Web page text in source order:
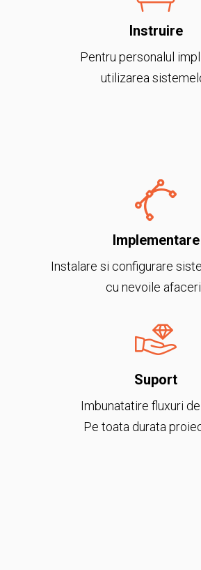
Instruire
Pentru personalul
utilizarea
Implementare
Instalare si configurare
cu nevoile
Suport
Imbunatatire fluxuri
Pe toata durata